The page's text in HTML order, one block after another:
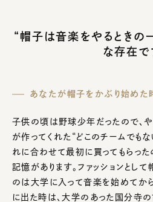
“帽子は音楽をやるときの
な存在で
あなたが帽子をかぶり始めた
子供の頃は野球少年だったので、
が作ってくれた“どこのチームでもな
れに合わせて最初に買ってもらっ
記憶があります。ファッションとし
のは大学に入って音楽を始めてから
に出た時は、大学のあった国分寺